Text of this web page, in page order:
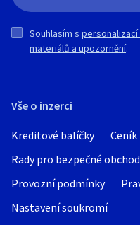
Vše o inzerci
Kreditové balíčky Ceník
Rady pro bezpečné
Provozní podmínky
Nastavení soukromí
Souhlasím s
materiálů a upozornění.